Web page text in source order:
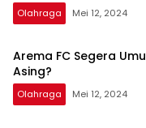
Olahraga Mei 12, 2024
Arema FC Segera
Asing?
Olahraga Mei 12, 2024